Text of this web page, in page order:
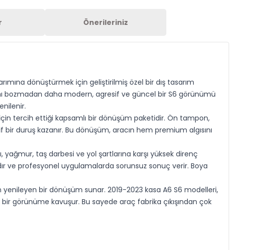
Önerileriniz
dönüştürmek için geliştirilmiş özel bir dış tasarım
bozmadan daha modern, agresif ve güncel bir S6 görünümü
için tercih ettiği kapsamlı bir dönüşüm paketidir. Ön tampon,
duruş kazanır. Bu dönüşüm, aracın hem premium algısını
taş darbesi ve yol şartlarına karşı yüksek direnç
ve profesyonel uygulamalarda sorunsuz sonuç verir. Boya
bir dönüşüm sunar. 2019-2023 kasa A6 S6 modelleri,
görünüme kavuşur. Bu sayede araç fabrika çıkışından çok